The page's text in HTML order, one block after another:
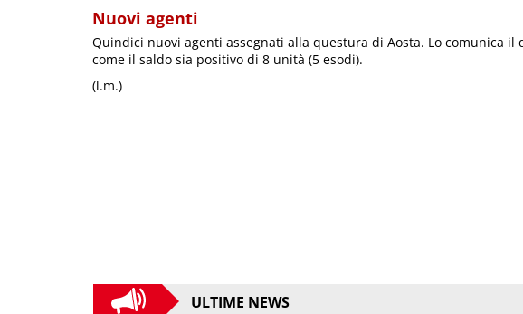
Nuovi agenti
Quindici nuovi agenti assegnati alla questura di Aosta. Lo comunica
come il saldo sia positivo di 8 unità (5 esodi).
(l.m.)
ULTIME NEWS